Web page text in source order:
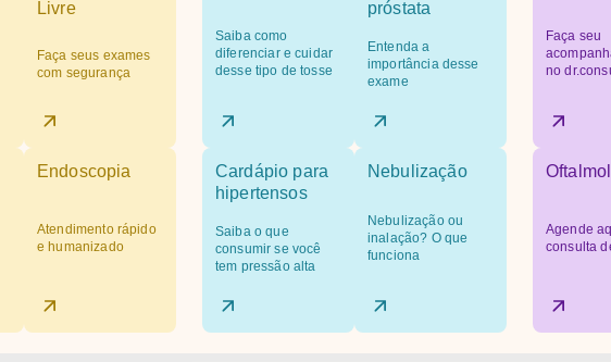
Livre
Faça seus exames
com segurança
Endoscopia
Atendimento rápido
e humanizado
Saiba como
diferenciar e cuidar
desse tipo de tosse
próstata
Entenda a
importância desse
exame
Cardápio para
hipertensos
Saiba o que
consumir se você
tem pressão alta
Nebulização
Nebulização ou
inalação? O que
funciona
Faça seu
no
Agende
consulta